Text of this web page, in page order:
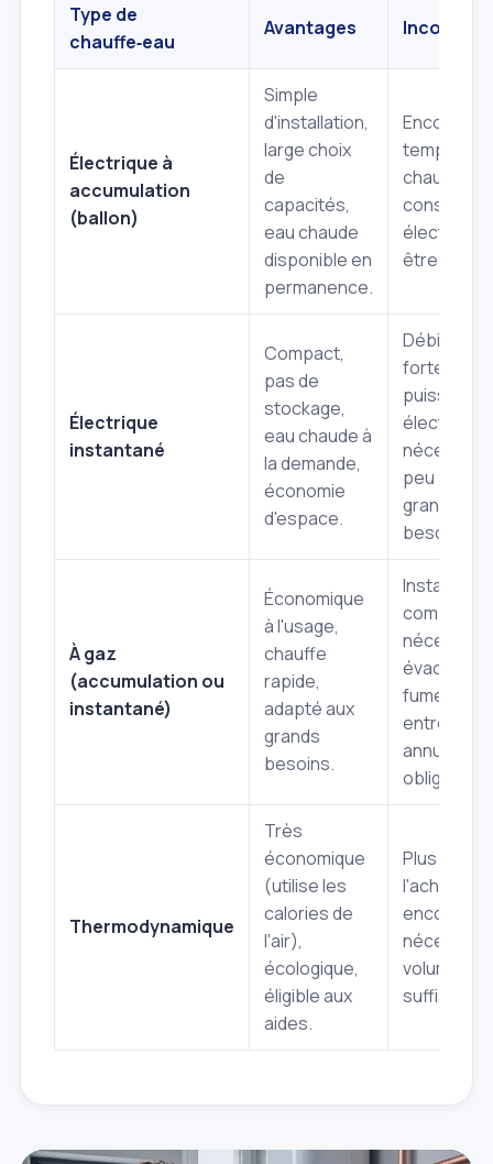
Type de
chauffe‑eau
Avantages
Électrique à
accumulation
(ballon)
Simple
d'installation,
large choix
de
capacités,
eau chaude
disponible en
permanence.
temps de
chauffe,
électrique
être
Électrique
instantané
Compact,
pas de
stockage,
eau chaude à
la demande,
économie
d'espace.
Débit
forte
puissance
électrique
peu
grands
besoins.
À gaz
(accumulation ou
instantané)
Économique
à l'usage,
chauffe
rapide,
adapté aux
grands
besoins.
complexe,
nécessite
fumées,
entretien
annuel
obligatoire.
Thermodynamique
Très
économique
(utilise les
calories de
l'air),
écologique,
éligible aux
aides.
Plus cher à
l'achat,
nécessite
volume
suffisant.